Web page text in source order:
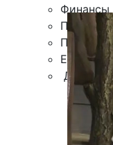
Финансы
Политика
ЕАЭС
Другие